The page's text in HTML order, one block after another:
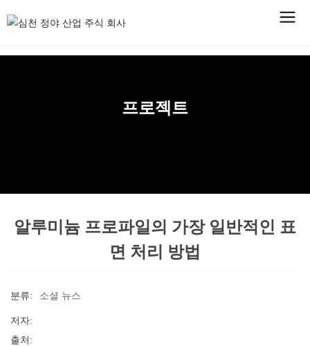
프로젝트
알루미늄 프로파일의 가장 일반적인 표
면 처리 방법
분류: 소셜 뉴스
저자:
출처: